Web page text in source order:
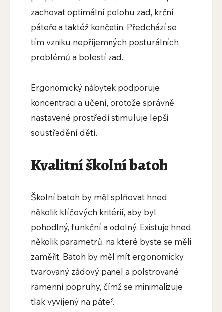
zachovat optimální polohu zad, krční
páteře a taktéž končetin. Předchází se
tím vzniku nepříjemných posturálních
problémů a bolestí zad.
Ergonomický nábytek podporuje
koncentraci a učení, protože správně
nastavené prostředí stimuluje lepší
soustředění dětí.
Kvalitní školní batoh
Školní batoh by měl splňovat hned
několik klíčových kritérií, aby byl
pohodlný, funkční a odolný. Existuje hned
několik parametrů, na které byste se měli
zaměřit. Batoh by měl mít ergonomicky
tvarovaný zádový panel a polstrované
ramenní popruhy, čímž se minimalizuje
tlak vyvíjený na páteř.